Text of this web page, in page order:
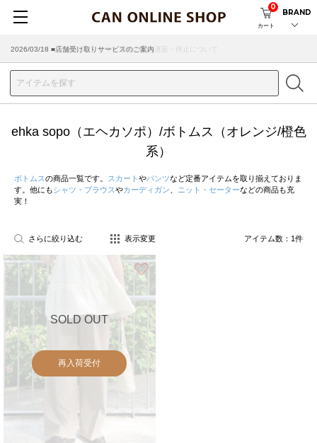
カート
0
BRAND
2026/07/29 ■【お知らせ】ヤマト運輸の配送遅延・停止について
2026/03/18 ■店舗受け取りサービスのご案内
ehka sopo（エヘカソポ）/ボトムス（オレンジ/橙色
系）
ボトムスの商品一覧です。 スカート やパンツなど定番アイテムを取り揃えておりま
す。他にもシャツ・ブラウスやカーディガン ニット・セーターなどの商品も充
実！
さらに絞り込む 表示変更 アイテム数： 1件
SOLD OUT
再入荷受付
お気に入り